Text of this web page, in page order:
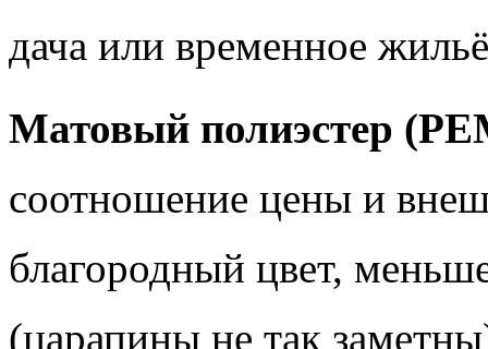
дача или временное
Матовый полиэстер
соотношение цены и
благородный цвет,
(царапины не так